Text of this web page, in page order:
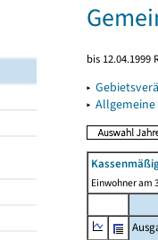
bis 12.04.1999
▸
▸
Einwohner am